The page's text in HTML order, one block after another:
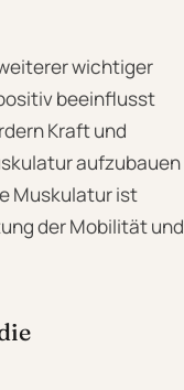
wichtiger
beeinflusst
Kraft und
aufzubauen
Muskulatur ist
der Mobilität und